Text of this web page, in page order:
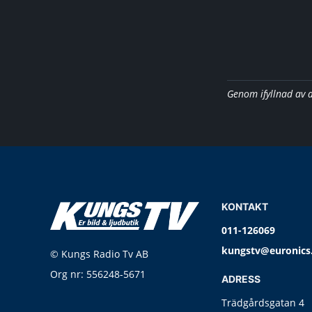
Genom ifyllnad av
© Kungs Radio Tv AB
Org nr: 556248-5671
KONTAKT
011-126069
ADRESS
Trädgårdsgatan 4